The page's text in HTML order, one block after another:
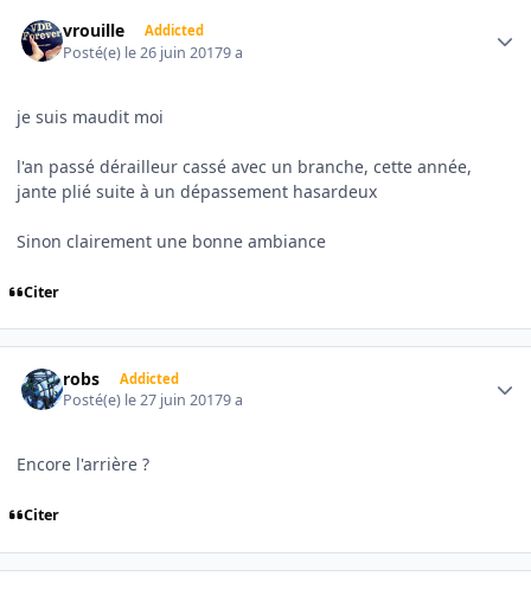
vrouille Addicted
Posté(e) le 26 juin 20179 a
je suis maudit moi
l'an passé dérailleur cassé avec un branche, cette année,
jante plié suite à un dépassement hasardeux
Sinon clairement une bonne ambiance
Citer
robs Addicted
Posté(e) le 27 juin 20179 a
Encore l'arrière ?
Citer